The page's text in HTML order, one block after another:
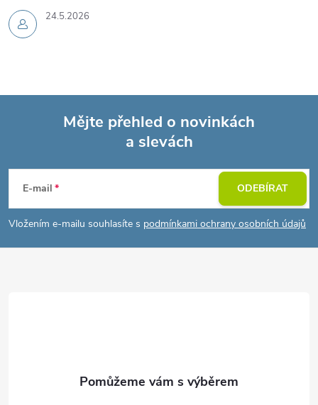
24.5.2026
p
a
Mějte přehled o novinkách
a slevách
E-mail
Vložením e-mailu souhlasíte s podmínkami ochrany osobních údajů
ODEBÍRAT